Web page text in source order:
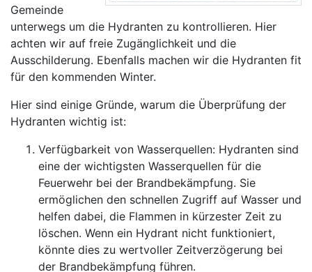
Gemeinde
unterwegs um die Hydranten zu kontrollieren. Hier
achten wir auf freie Zugänglichkeit und die
Ausschilderung. Ebenfalls machen wir die Hydranten fit
für den kommenden Winter.
Hier sind einige Gründe, warum die Überprüfung der
Hydranten wichtig ist:
Verfügbarkeit von Wasserquellen: Hydranten sind
eine der wichtigsten Wasserquellen für die
Feuerwehr bei der Brandbekämpfung. Sie
ermöglichen den schnellen Zugriff auf Wasser und
helfen dabei, die Flammen in kürzester Zeit zu
löschen. Wenn ein Hydrant nicht funktioniert,
könnte dies zu wertvoller Zeitverzögerung bei
der Brandbekämpfung führen.